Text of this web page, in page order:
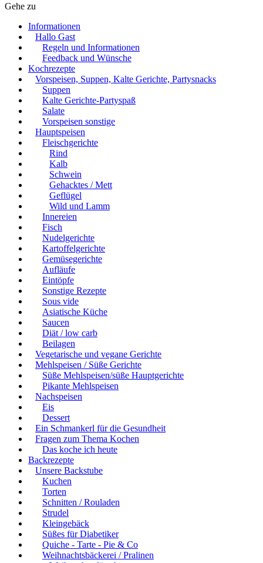
Gehe zu
Informationen
Hallo Gast
Regeln und Informationen
Feedback und Wünsche
Kochrezepte
Vorspeisen, Suppen, Kalte Gerichte, Partysnacks
Suppen
Kalte Gerichte-Partyspaß
Salate
Vorspeisen sonstige
Hauptspeisen
Fleischgerichte
Rind
Kalb
Schwein
Gehacktes / Mett
Geflügel
Wild und Lamm
Innereien
Fisch
Nudelgerichte
Kartoffelgerichte
Gemüsegerichte
Aufläufe
Eintöpfe
Sonstige Rezepte
Sous vide
Asiatische Küche
Saucen
Diät / low carb
Beilagen
Vegetarische und vegane Gerichte
Mehlspeisen / Süße Gerichte
Süße Mehlspeisen/süße Hauptgerichte
Pikante Mehlspeisen
Nachspeisen
Eis
Dessert
Ein Schmankerl für die Gesundheit
Fragen zum Thema Kochen
Das koche ich heute
Backrezepte
Unsere Backstube
Kuchen
Torten
Schnitten / Rouladen
Strudel
Kleingebäck
Süßes für Diabetiker
Quiche - Tarte - Pie & Co
Weihnachtsbäckerei / Pralinen